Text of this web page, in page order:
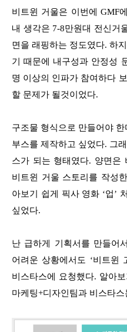
비트윈 거울은 이번에 GMF
내 생각은 7-8만원대 전신거
면을 래핑하는 정도였다. 하
기 때문에 내구성과 안정성
명 이상의 인파가 참여하다
할 문제가 될것이었다.
구조물 형식으로 만들어야
부스를 제작하고 싶었다. 그
스가 되는 형태였다. 양면은
비트윈 거울 스토리를 작성
아보기 쉽게 픽사 영화 ‘업’
싶었다.
난 급하게 기획서를 만들어
어려운 상황에서도 ‘비트윈
비스타스에 요청했다. 알아
마케팅+디자인팀과 비스타